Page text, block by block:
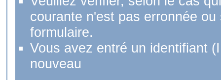
courante n'est pas erronnée
formulaire.
Vous avez entré un identifiant
nouveau